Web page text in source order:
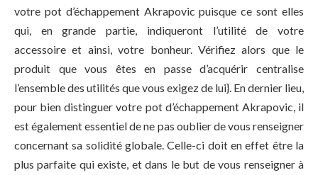
votre pot d’échappement Akrapovic puisque ce sont elles
qui, en grande partie, indiqueront l’utilité de votre
accessoire et ainsi, votre bonheur. Vérifiez alors que le
produit que vous êtes en passe d’acquérir centralise
l’ensemble des utilités que vous exigez de lui}. En dernier lieu,
pour bien distinguer votre pot d’échappement Akrapovic, il
est également essentiel de ne pas oublier de vous renseigner
concernant sa solidité globale. Celle-ci doit en effet être la
plus parfaite qui existe, et dans le but de vous renseigner à